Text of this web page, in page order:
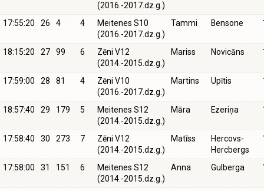
(2016.-2017.dz.g.)
17:55:20 26 4 4
Meitenes S10
(2016.-2017.dz.g.)
Tammi Bensone
18:15:20 27 99 6
Zēni V12
(2014.-2015.dz.g.)
Mariss Novicāns
17:59:00 28 81 4
Zēni V10
(2016.-2017.dz.g.)
Martins Upītis
18:57:40 29 179 5
Meitenes S12
(2014.-2015.dz.g.)
Māra Ezeriņa
17:58:40 30 273 7
Zēni V12
(2014.-2015.dz.g.)
Matīss
Hercovs-
Hercbergs
17:58:00 31 151 6
Meitenes S12
(2014.-2015.dz.g.)
Anna Gulberga